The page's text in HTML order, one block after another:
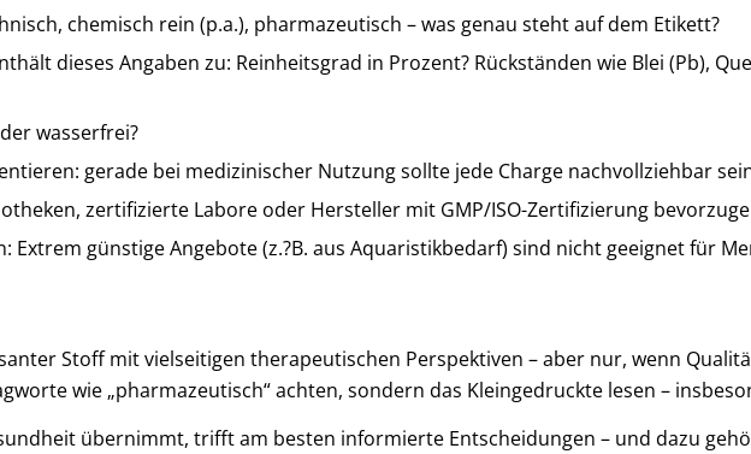
chemisch rein (p.a.), pharmazeutisch – was genau steht auf dem Etikett?
dieses Angaben zu: Reinheitsgrad in Prozent? Rückständen wie Blei (Pb),
wasserfrei?
gerade bei medizinischer Nutzung sollte jede Charge nachvollziehbar
zertifizierte Labore oder Hersteller mit GMP/ISO-Zertifizierung
Extrem günstige Angebote (z.?B. aus Aquaristikbedarf) sind nicht geeignet für
Stoff mit vielseitigen therapeutischen Perspektiven – aber nur, wenn
wie „pharmazeutisch“ achten, sondern das Kleingedruckte lesen –
übernimmt, trifft am besten informierte Entscheidungen – und dazu